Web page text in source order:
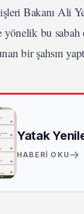
Bakanı Ali
bu sabah
bir şahsın
Yatak
HABERI OKU